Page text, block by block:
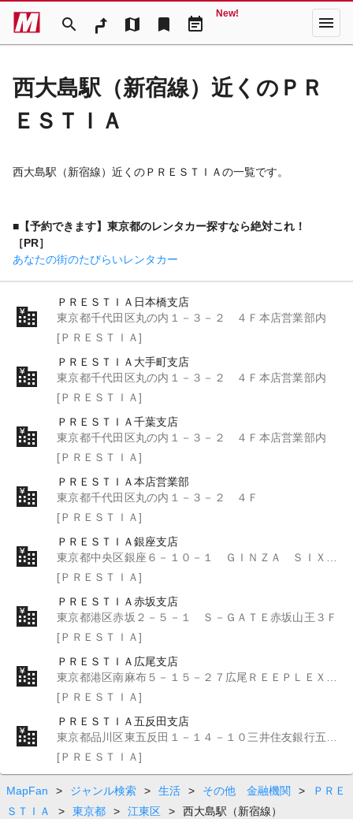
search map bookmark event_note
New! menu
西大島駅（新宿線）近くのＰＲ
ＥＳＴＩＡ
西大島駅（新宿線）近くのＰＲＥＳＴＩＡの一覧です。
■【予約できます】東京都のレンタカー探すなら絶対これ！
［PR］
あなたの街のたびらいレンタカー
ＰＲＥＳＴＩＡ日本橋支店
東京都千代田区丸の内１－３－２ ４Ｆ本店営業部内
[ＰＲＥＳＴＩＡ]
ＰＲＥＳＴＩＡ大手町支店
東京都千代田区丸の内１－３－２ ４Ｆ本店営業部内
[ＰＲＥＳＴＩＡ]
ＰＲＥＳＴＩＡ千葉支店
東京都千代田区丸の内１－３－２ ４Ｆ本店営業部内
[ＰＲＥＳＴＩＡ]
ＰＲＥＳＴＩＡ本店営業部
東京都千代田区丸の内１－３－２ ４Ｆ
[ＰＲＥＳＴＩＡ]
ＰＲＥＳＴＩＡ銀座支店
東京都中央区銀座６－１０－１ ＧＩＮＺＡ ＳＩＸ ７階
[ＰＲＥＳＴＩＡ]
ＰＲＥＳＴＩＡ赤坂支店
東京都港区赤坂２－５－１ Ｓ－ＧＡＴＥ赤坂山王３Ｆ
[ＰＲＥＳＴＩＡ]
ＰＲＥＳＴＩＡ広尾支店
東京都港区南麻布５－１５－２７広尾ＲＥＥＰＬＥＸ Ｂ’ｓ １Ｆ・２Ｆ
[ＰＲＥＳＴＩＡ]
ＰＲＥＳＴＩＡ五反田支店
東京都品川区東五反田１－１４－１０三井住友銀行五反田ビル５Ｆ
[ＰＲＥＳＴＩＡ]
MapFan > ジャンル検索 > 生活 > その他 金融機関 >
ＰＲＥ
ＳＴＩＡ
> 東京都 > 江東区 > 西大島駅（新宿線）